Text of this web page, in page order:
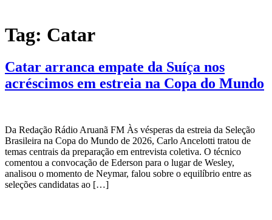
Tag: Catar
Catar arranca empate da Suíça nos
acréscimos em estreia na Copa do Mundo
Da Redação Rádio Aruanã FM Às vésperas da estreia da Seleção
Brasileira na Copa do Mundo de 2026, Carlo Ancelotti tratou de
temas centrais da preparação em entrevista coletiva. O técnico
comentou a convocação de Ederson para o lugar de Wesley,
analisou o momento de Neymar, falou sobre o equilíbrio entre as
seleções candidatas ao […]